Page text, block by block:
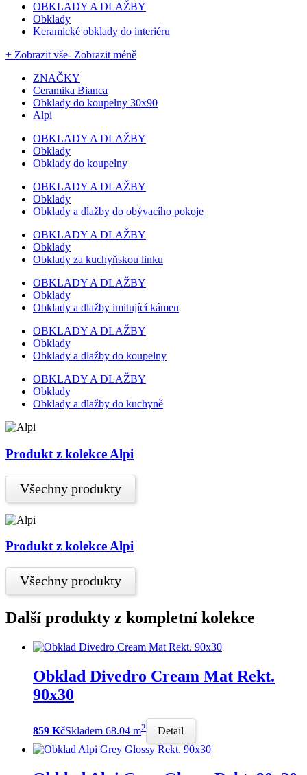
OBKLADY A DLAŽBY
Obklady
Keramické obklady do interiéru
+ Zobrazit vše- Zobrazit méně
ZNAČKY
Ceramika Bianca
Obklady do koupelny 30x90
Alpi
OBKLADY A DLAŽBY
Obklady
Obklady do koupelny
OBKLADY A DLAŽBY
Obklady
Obklady a dlažby do obývacího pokoje
OBKLADY A DLAŽBY
Obklady
Obklady za kuchyňskou linku
OBKLADY A DLAŽBY
Obklady
Obklady a dlažby imitující kámen
OBKLADY A DLAŽBY
Obklady
Obklady a dlažby do koupelny
OBKLADY A DLAŽBY
Obklady
Obklady a dlažby do kuchyně
Produkt z kolekce Alpi
Všechny produkty
Produkt z kolekce Alpi
Všechny produkty
Další produkty z kompletní kolekce
Obklad Divedro Cream Mat Rekt.
90x30
859 KčSkladem 68.04 m2 Detail